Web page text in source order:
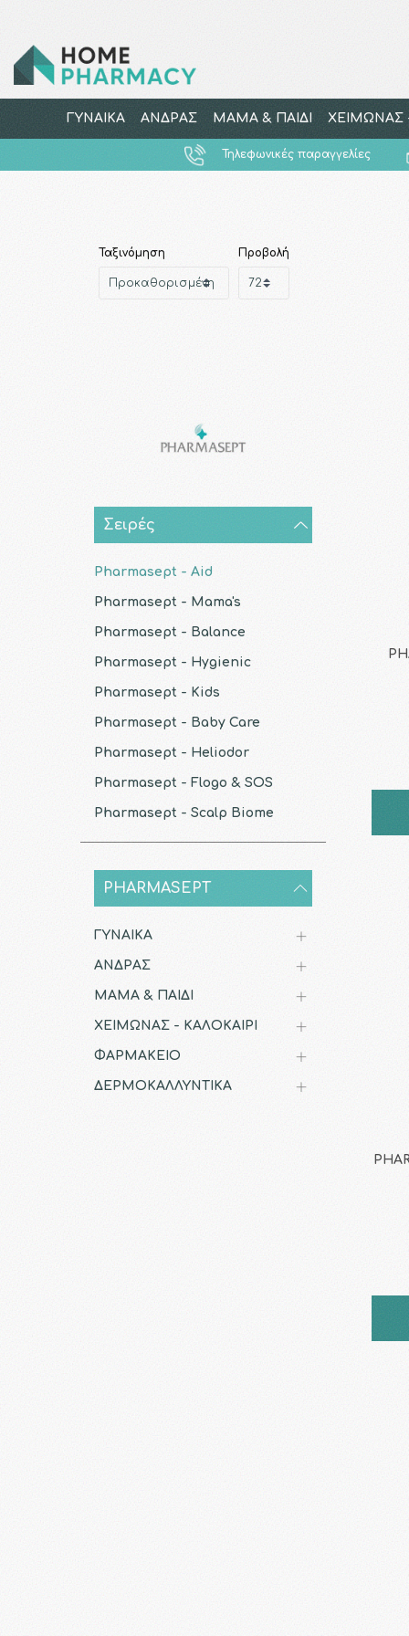
ΓΥΝΑΙΚΑ ΑΝΔΡΑΣ ΜΑΜΑ & ΠΑΙΔΙ ΧΕΙΜΩΝΑΣ
Τηλεφωνικές παραγγελίες
Ταξινόμηση Προβολή
Σειρές
Pharmasept - Aid
Pharmasept - Mama's
Pharmasept - Balance
Pharmasept - Hygienic
Pharmasept - Kids
Pharmasept - Baby Care
Pharmasept - Heliodor
Pharmasept - Flogo & SOS
Pharmasept - Scalp Biome
PHARMASEPT
ΓΥΝΑΙΚΑ
ΑΝΔΡΑΣ
ΜΑΜΑ & ΠΑΙΔΙ
ΧΕΙΜΩΝΑΣ - ΚΑΛΟΚΑΙΡΙ
ΦΑΡΜΑΚΕΙΟ
ΔΕΡΜΟΚΑΛΛΥΝΤΙΚΑ